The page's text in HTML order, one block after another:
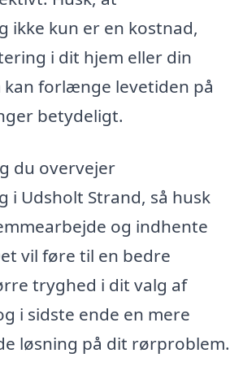
ikke kun er en kostnad,
i dit hjem eller din
kan forlænge levetiden på
betydeligt.
du overvejer
i Udsholt Strand, så husk
og indhente
vil føre til en bedre
tryghed i dit valg af
i sidste ende en mere
løsning på dit rørproblem.